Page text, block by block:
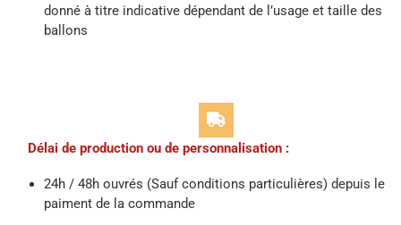
donné à titre indicative dépendant de l’usage et taille des
ballons
Délai de production ou de personnalisation :
24h / 48h ouvrés (Sauf conditions particulières) depuis le
paiment de la commande